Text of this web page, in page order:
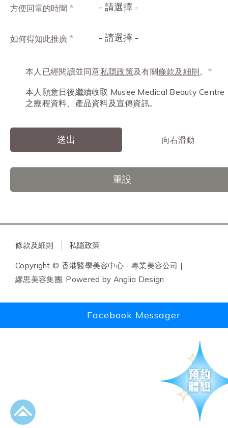
方便回電的時間 * - 請選擇 -
如何得知此推廣 * - 請選擇 -
本人已經閱讀並同意私隱政策及有關條款及細則。 *
本人願意日後繼續收取 Musee Medical Beauty Centre
之療程資料、產品資料及宣傳資訊。
送出 向右滑動
重設
條款及細則 私隱政策
Copyright © 香港醫學美容中心 - 專業美容公司 |
繆思美容集團. Powered by Anglia Design
Facebook Messager